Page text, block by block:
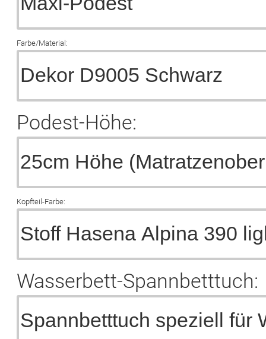
Farbe/Material:
Podest-Höhe:
Kopfteil-Farbe:
Wasserbett-Spannbetttuch: